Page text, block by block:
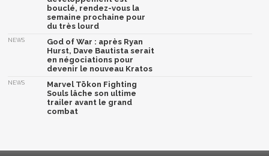
bouclé, rendez-vous la
semaine prochaine pour
du très lourd
NEWS
God of War : après Ryan
Hurst, Dave Bautista serait
en négociations pour
devenir le nouveau Kratos
NEWS
Marvel Tōkon Fighting
Souls lâche son ultime
trailer avant le grand
combat